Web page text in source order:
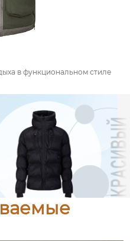
в функциональном стиле